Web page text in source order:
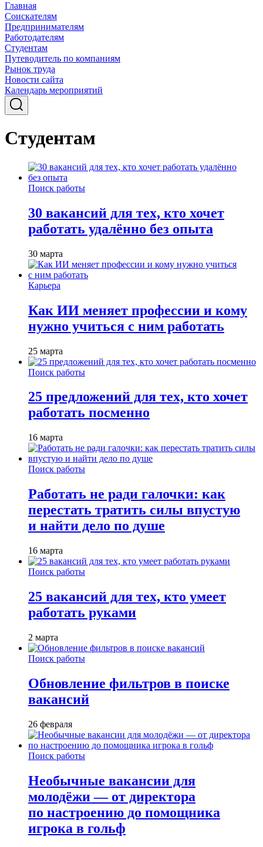
Главная
Соискателям
Предпринимателям
Работодателям
Студентам
Путеводитель по компаниям
Рынок труда
Новости сайта
Календарь мероприятий
Студентам
Поиск работы
30 вакансий для тех, кто хочет
работать удалённо без опыта
30 марта
Карьера
Как ИИ меняет профессии и кому
нужно учиться с ним работать
25 марта
Поиск работы
25 предложений для тех, кто хочет
работать посменно
16 марта
Поиск работы
Работать не ради галочки: как
перестать тратить силы впустую
и найти дело по душе
16 марта
Поиск работы
25 вакансий для тех, кто умеет
работать руками
2 марта
Поиск работы
Обновление фильтров в поиске
вакансий
26 февраля
Поиск работы
Необычные вакансии для
молодёжи — от директора
по настроению до помощника
игрока в гольф